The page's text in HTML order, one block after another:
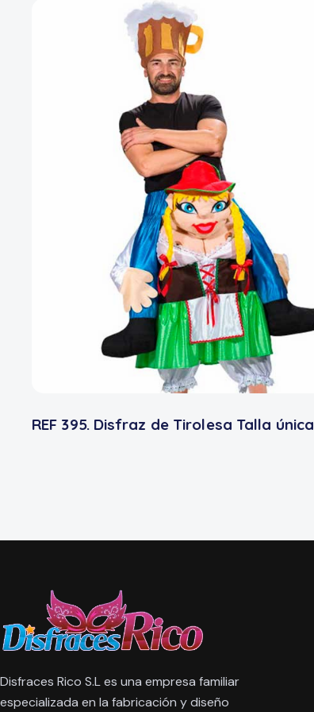
REF 395. Disfraz de Tirolesa Talla única
Disfraces Rico S.L es una empresa familiar
especializada en la fabricación y diseño